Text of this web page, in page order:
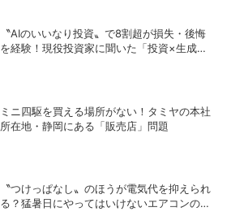
〝AIのいいなり投資〟で8割超が損失・後悔
を経験！現役投資家に聞いた「投資×生成
ミニ四駆を買える場所がない！タミヤの本社
所在地・静岡にある「販売店」問題
〝つけっぱなし〟のほうが電気代を抑えられ
る？猛暑日にやってはいけないエアコンの使